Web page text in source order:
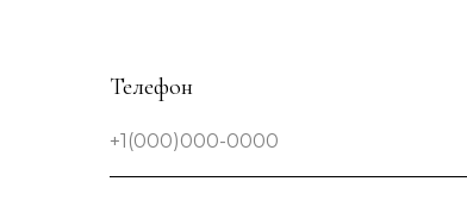
Телефон
+1(000)000-0000